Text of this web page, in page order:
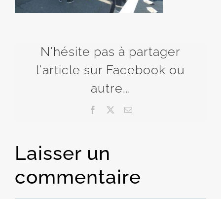
N'hésite pas à partager
l'article sur Facebook ou
autre...
Facebook Email
Laisser un
commentaire